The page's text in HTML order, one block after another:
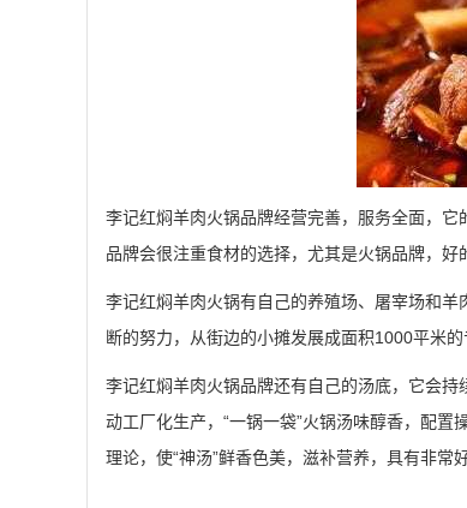
李记红焖羊肉火锅品牌经营完善，服务全面，它
品牌会很注重食材的选择，尤其是火锅品牌，好
李记红焖羊肉火锅有自己的养殖场、屠宰场和
断的努力，从街边的小摊发展成面积1000平米
李记红焖羊肉火锅品牌还有自己的汤底，它会持
动工厂化生产，“一锅一袋”火锅汤味醇香，配置
理论，使“神汤”鲜香色美，滋补营养，具有非常